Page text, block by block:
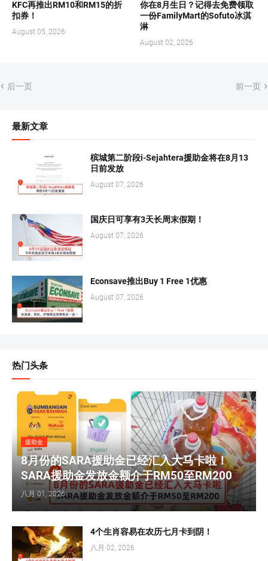
KFC再推出RM10和RM15的折
扣券！
August 05, 2026
你在8月生日？记得去免费领取
一份FamilyMart的Sofuto冰淇
淋
August 02, 2026
后一页 前一页
最新文章
槟城第二阶段i-Sejahtera援助金将在8月13
日前发放
August 07, 2026
国庆日可享有3天长周末假期！
August 07, 2026
Econsave推出Buy 1 Free 1优惠
August 07, 2026
热门头条
援助金
8月份的SARA援助金已经汇入大马卡啦！
SARA援助金发放金额介于RM50至RM200
八月 01, 2026
4个生肖容易在农历七月卡到阴！
八月 02, 2026